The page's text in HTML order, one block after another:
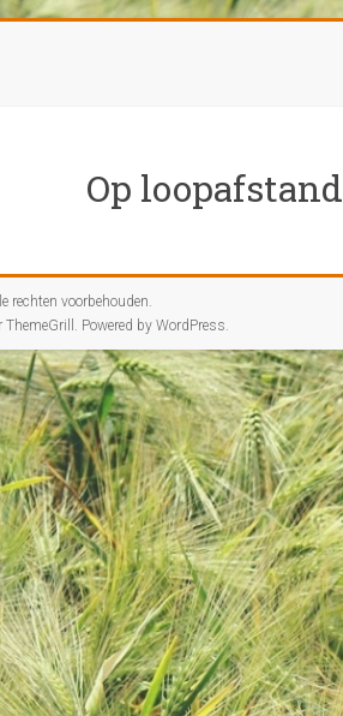
Op loopafstand
rechten voorbehouden.
ThemeGrill. Powered by WordPress.